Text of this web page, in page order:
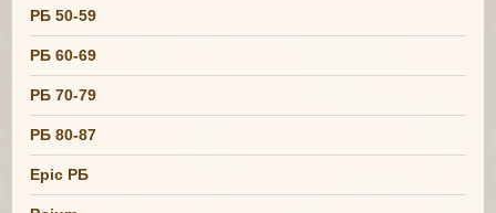
РБ 50-59
РБ 60-69
РБ 70-79
РБ 80-87
Epic РБ